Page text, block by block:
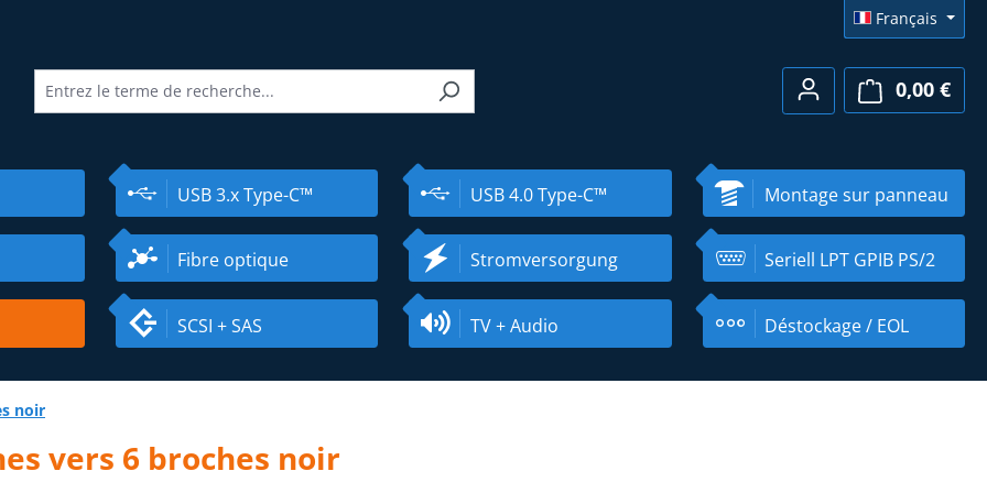
Français
0,00 €Le
USB 3.x Type-C™ USB 4.0 Type-C™ Montage sur panneau
Fibre optique Stromversorgung Seriell LPT GPIB PS/2
SCSI + SAS TV + Audio Déstockage / EOL
noir
vers 6 broches noir